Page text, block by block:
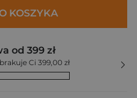
KOSZYKA
od 399 zł
Ci 399,00 zł